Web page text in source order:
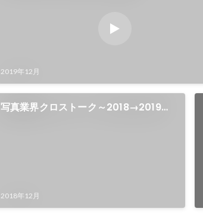
2019年12月
写真業界クロストーク～2018→2019ビ
2018年12月